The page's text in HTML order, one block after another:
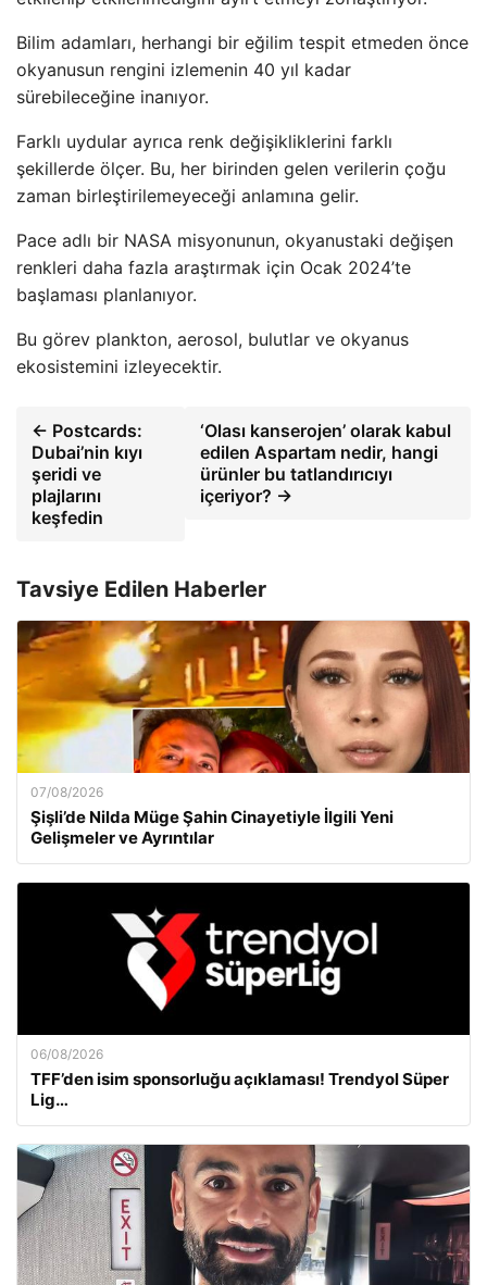
Bilim adamları, herhangi bir eğilim tespit etmeden önce
okyanusun rengini izlemenin 40 yıl kadar
sürebileceğine inanıyor.
Farklı uydular ayrıca renk değişikliklerini farklı
şekillerde ölçer. Bu, her birinden gelen verilerin çoğu
zaman birleştirilemeyeceği anlamına gelir.
Pace adlı bir NASA misyonunun, okyanustaki değişen
renkleri daha fazla araştırmak için Ocak 2024’te
başlaması planlanıyor.
Bu görev plankton, aerosol, bulutlar ve okyanus
ekosistemini izleyecektir.
← Postcards:
Dubai’nin kıyı
şeridi ve
plajlarını
keşfedin
‘Olası kanserojen’ olarak kabul
edilen Aspartam nedir, hangi
ürünler bu tatlandırıcıyı
içeriyor? →
Tavsiye Edilen Haberler
07/08/2026
Şişli’de Nilda Müge Şahin Cinayetiyle İlgili Yeni
Gelişmeler ve Ayrıntılar
06/08/2026
TFF’den isim sponsorluğu açıklaması! Trendyol Süper
Lig…